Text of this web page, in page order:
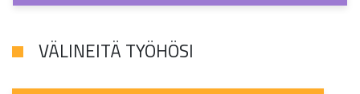
VÄLINEITÄ TYÖHÖSI